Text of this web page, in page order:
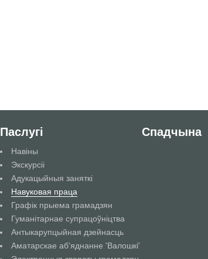
Паслугі
Навіны
Экскурсіі
Адукацыйныя заняткі
Навуковая праца
Графік прыема грамадзян
Гуманітарнае супрацоўніцтва
Антыкарупцыйная дзейнасць
Аматарскае аб'яднанне 'Валошкі'
Спадчына